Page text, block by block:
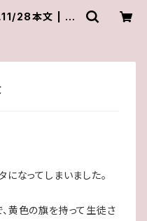
28本文 | ゆ
なってしまいました。
黄色の旗を持って生徒さ